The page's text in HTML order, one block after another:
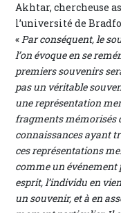
Akhtar, chercheuse
l’université de
«Par conséquent, le
l’on évoque en se
premiers souvenirs
pas un véritable
une représentation
fragments mémorisés
connaissances ayant
ces représentations
comme un événement
esprit, l’individu en
un souvenir, et à en